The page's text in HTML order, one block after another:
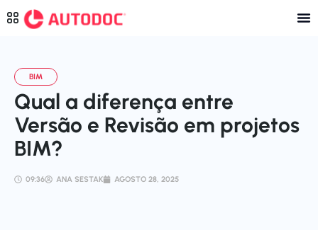
Qual a diferença entre
Versão e Revisão em projetos
BIM?
09:36 ANA SESTAK AGOSTO 28, 2025